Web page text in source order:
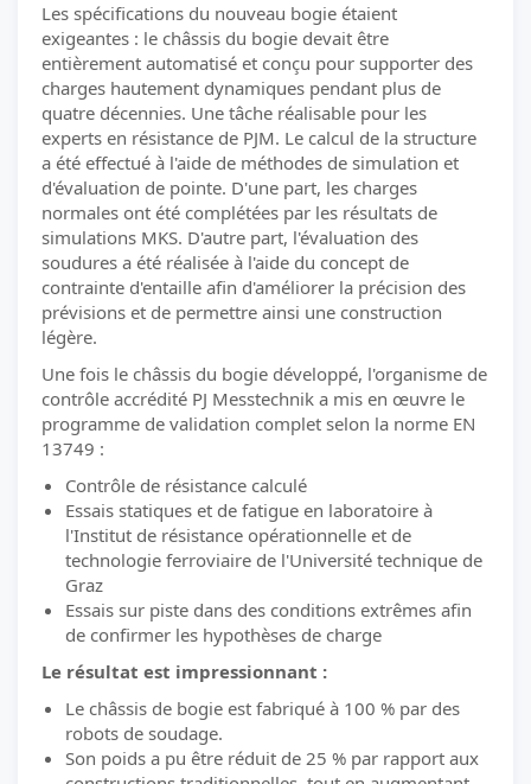
Les spécifications du nouveau bogie étaient
exigeantes : le châssis du bogie devait être
entièrement automatisé et conçu pour supporter des
charges hautement dynamiques pendant plus de
quatre décennies. Une tâche réalisable pour les
experts en résistance de PJM. Le calcul de la structure
a été effectué à l'aide de méthodes de simulation et
d'évaluation de pointe. D'une part, les charges
normales ont été complétées par les résultats de
simulations MKS. D'autre part, l'évaluation des
soudures a été réalisée à l'aide du concept de
contrainte d'entaille afin d'améliorer la précision des
prévisions et de permettre ainsi une construction
légère.
Une fois le châssis du bogie développé, l'organisme de
contrôle accrédité PJ Messtechnik a mis en œuvre le
programme de validation complet selon la norme EN
13749 :
Contrôle de résistance calculé
Essais statiques et de fatigue en laboratoire à
l'Institut de résistance opérationnelle et de
technologie ferroviaire de l'Université technique de
Graz
Essais sur piste dans des conditions extrêmes afin
de confirmer les hypothèses de charge
Le résultat est impressionnant :
Le châssis de bogie est fabriqué à 100 % par des
robots de soudage.
Son poids a pu être réduit de 25 % par rapport aux